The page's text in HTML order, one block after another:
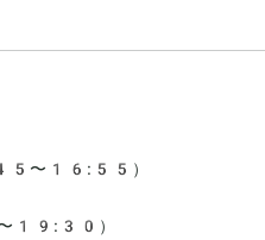
〜16:55）
19:30）